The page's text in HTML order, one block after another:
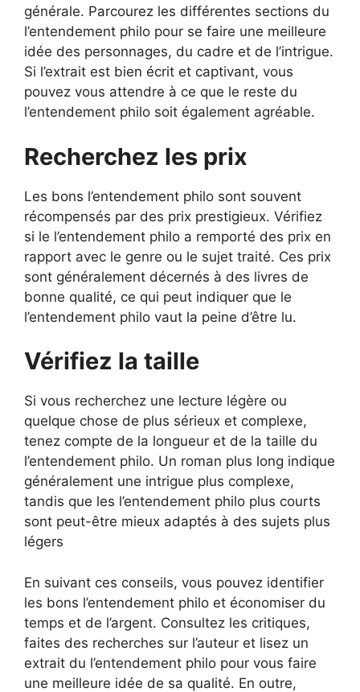
générale. Parcourez les différentes sections du
l’entendement philo pour se faire une meilleure
idée des personnages, du cadre et de l’intrigue.
Si l’extrait est bien écrit et captivant, vous
pouvez vous attendre à ce que le reste du
l’entendement philo soit également agréable.
Recherchez les prix
Les bons l’entendement philo sont souvent
récompensés par des prix prestigieux. Vérifiez
si le l’entendement philo a remporté des prix en
rapport avec le genre ou le sujet traité. Ces prix
sont généralement décernés à des livres de
bonne qualité, ce qui peut indiquer que le
l’entendement philo vaut la peine d’être lu.
Vérifiez la taille
Si vous recherchez une lecture légère ou
quelque chose de plus sérieux et complexe,
tenez compte de la longueur et de la taille du
l’entendement philo. Un roman plus long indique
généralement une intrigue plus complexe,
tandis que les l’entendement philo plus courts
sont peut-être mieux adaptés à des sujets plus
légers
En suivant ces conseils, vous pouvez identifier
les bons l’entendement philo et économiser du
temps et de l’argent. Consultez les critiques,
faites des recherches sur l’auteur et lisez un
extrait du l’entendement philo pour vous faire
une meilleure idée de sa qualité. En outre,